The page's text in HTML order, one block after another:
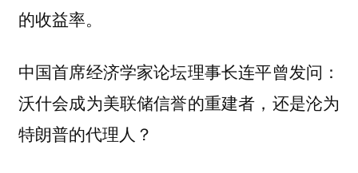
的收益率。
中国首席经济学家论坛理事长连平曾发问：
沃什会成为美联储信誉的重建者，还是沦为
特朗普的代理人？